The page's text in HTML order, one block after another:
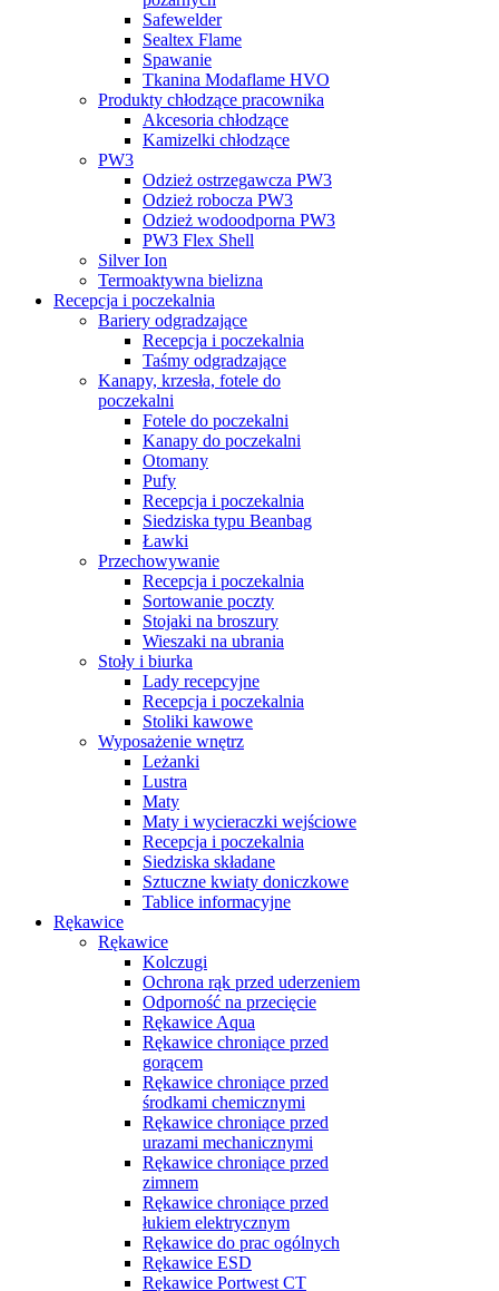
Safewelder
Sealtex Flame
Spawanie
Tkanina Modaflame HVO
Produkty chłodzące pracownika
Akcesoria chłodzące
Kamizelki chłodzące
PW3
Odzież ostrzegawcza PW3
Odzież robocza PW3
Odzież wodoodporna PW3
PW3 Flex Shell
Silver Ion
Termoaktywna bielizna
Recepcja i poczekalnia
Bariery odgradzające
Recepcja i poczekalnia
Taśmy odgradzające
Kanapy, krzesła, fotele do
poczekalni
Fotele do poczekalni
Kanapy do poczekalni
Otomany
Pufy
Recepcja i poczekalnia
Siedziska typu Beanbag
Ławki
Przechowywanie
Recepcja i poczekalnia
Sortowanie poczty
Stojaki na broszury
Wieszaki na ubrania
Stoły i biurka
Lady recepcyjne
Recepcja i poczekalnia
Stoliki kawowe
Wyposażenie wnętrz
Leżanki
Lustra
Maty
Maty i wycieraczki wejściowe
Recepcja i poczekalnia
Siedziska składane
Sztuczne kwiaty doniczkowe
Tablice informacyjne
Rękawice
Rękawice
Kolczugi
Ochrona rąk przed uderzeniem
Odporność na przecięcie
Rękawice Aqua
Rękawice chroniące przed
gorącem
Rękawice chroniące przed
środkami chemicznymi
Rękawice chroniące przed
urazami mechanicznymi
Rękawice chroniące przed
zimnem
Rękawice chroniące przed
łukiem elektrycznym
Rękawice do prac ogólnych
Rękawice ESD
Rękawice Portwest CT